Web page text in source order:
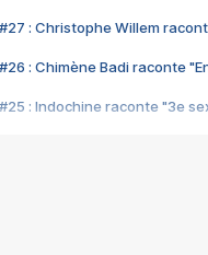
#27 : Christophe Willem
#26 : Chimène Badi raconte
#25 : Indochine raconte "3e